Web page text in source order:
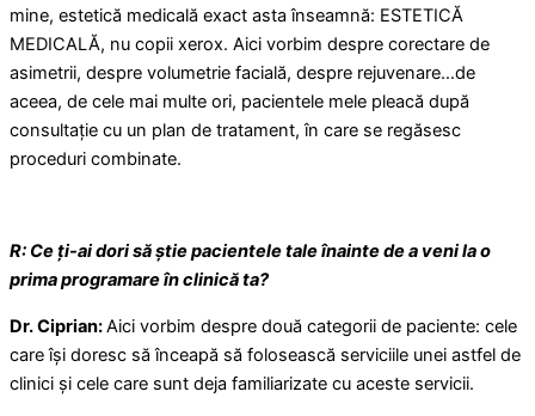
mine, estetică medicală exact asta înseamnă: ESTETICĂ
MEDICALĂ, nu copii xerox. Aici vorbim despre corectare de
asimetrii, despre volumetrie facială, despre rejuvenare…de
aceea, de cele mai multe ori, pacientele mele pleacă după
consultație cu un plan de tratament, în care se regăsesc
proceduri combinate.
R: Ce ți-ai dori să știe pacientele tale înainte de a veni la o
prima programare în clinică ta?
Dr. Ciprian:Aici vorbim despre două categorii de paciente: cele
care își doresc să înceapă să folosească serviciile unei astfel de
clinici și cele care sunt deja familiarizate cu aceste servicii.